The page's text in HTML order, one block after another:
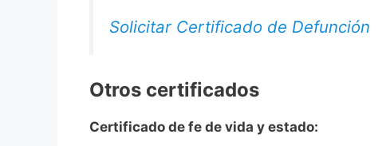
Solicitar Certificado de Defunción
Otros certificados
Certificado de fe de vida y estado: